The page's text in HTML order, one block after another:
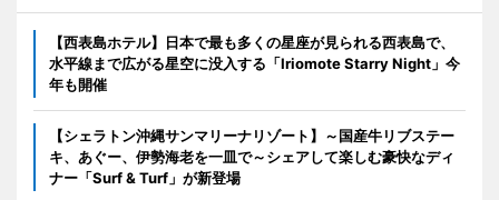
【西表島ホテル】日本で最も多くの星座が見られる西表島で、
水平線まで広がる星空に没入する「Iriomote Starry Night」今
年も開催
【シェラトン沖縄サンマリーナリゾート】～国産牛リブステー
キ、あぐー、伊勢海老を一皿で～シェアして楽しむ豪快なディ
ナー「Surf & Turf」が新登場